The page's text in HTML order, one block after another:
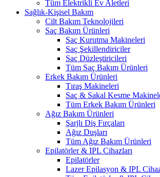
Tüm Elektrikli Ev Aletleri
Sağlık-Kişisel Bakım
Cilt Bakım Teknolojileri
Saç Bakım Ürünleri
Saç Kurutma Makineleri
Saç Şekillendiriciler
Saç Düzleştiricileri
Tüm Saç Bakım Ürünleri
Erkek Bakım Ürünleri
Tıraş Makineleri
Saç & Sakal Kesme
Tüm Erkek Bakım Ürünleri
Ağız Bakım Ürünleri
Şarjlı Diş Fırçaları
Ağız Duşları
Tüm Ağız Bakım Ürünleri
Epilatörler & IPL Cihazları
Epilatörler
Lazer Epilasyon & IPL